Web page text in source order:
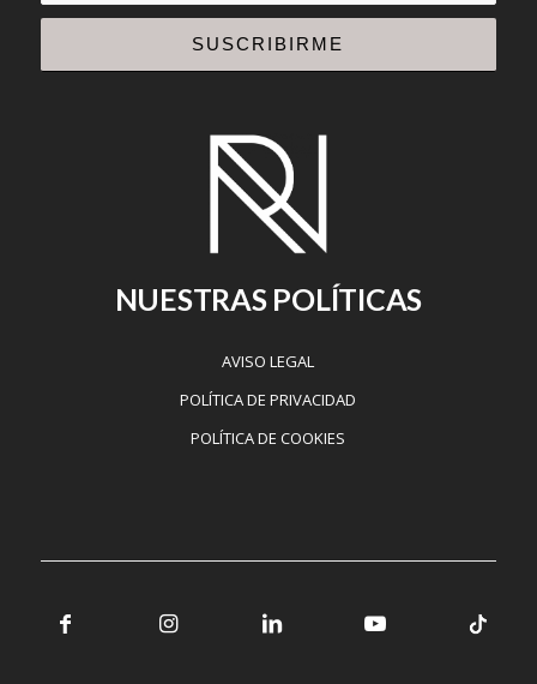
NUESTRAS POLÍTICAS
AVISO LEGAL
POLÍTICA DE PRIVACIDAD
POLÍTICA DE COOKIES